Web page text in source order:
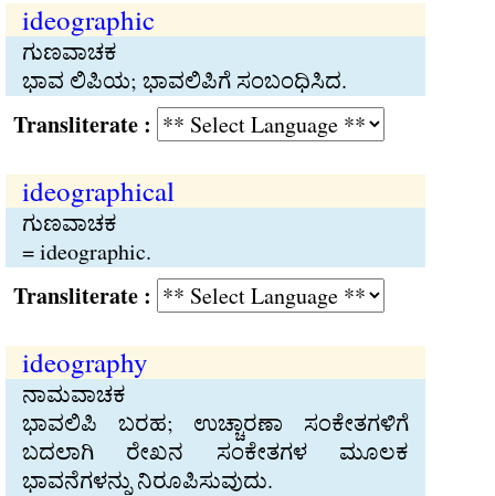
ideographic
ಗುಣವಾಚಕ
ಭಾವ ಲಿಪಿಯ; ಭಾವಲಿಪಿಗೆ ಸಂಬಂಧಿಸಿದ.
:
ideographical
ಗುಣವಾಚಕ
= ideographic.
:
ideography
ನಾಮವಾಚಕ
ಭಾವಲಿಪಿ ಬರಹ; ಉಚ್ಚಾರಣಾ ಸಂಕೇತಗಳಿಗೆ
ಬದಲಾಗಿ ರೇಖನ ಸಂಕೇತಗಳ ಮೂಲಕ
ಭಾವನೆಗಳನ್ನು ನಿರೂಪಿಸುವುದು.